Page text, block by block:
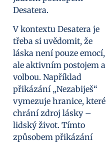
Desatera.
V kontextu Desatera je
třeba si uvědomit, že
láska není pouze emocí,
ale aktivním postojem a
volbou. Například
přikázání „Nezabiješ“
vymezuje hranice, které
chrání zdroj lásky –
lidský život. Tímto
způsobem přikázání